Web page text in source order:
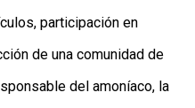
participación en
de una comunidad de
del amoníaco, la